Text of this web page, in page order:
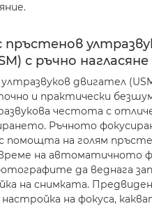
с ръчно нагласяне
двигател
и практически
честота с
Ръчното
помощта на голям
на автоматичното
да веднага
на снимката.
на фокуса,